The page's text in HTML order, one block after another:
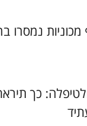
480 אלף
כך